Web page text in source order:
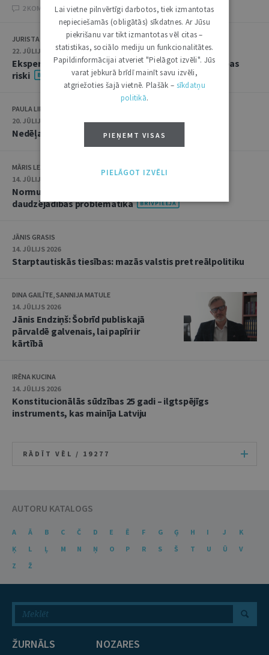
2 KOMENTĀRI
JURISTA VĀRDS
22. JŪLIJS 2026 • 14:00
Ekspertu saruna jūlijā: krimināltiesības un būvniecības
riski
PAULA LIPE
20. JŪLIJS 2026 • 16:05
Nedēļas notikumu apskats: 13.–17. jūlijs
MĀRIS LEJA
14. JŪLIJS 2026
Normu konkurences un noziedzīgu nodarījumu
daudzējādības problemātika
JĀNIS GRASIS
14. JŪLIJS 2026
Starptautiskās tiesības: mazās valstis pret reālpolitiku
DINA GAILĪTE, SANNIJA MATULE
14. JŪLIJS 2026
Jānis Endziņš: Šobrīd publiskajā
pārvaldē galvenais, lai papīri ir
kārtībā
IRĒNA KUCINA
14. JŪLIJS 2026
Konstitucionālās sūdzības 25 gadi – ilgtspējīgs
instruments, kas mainīja Latviju
RĀDĪT VĒL / 19277
AUTORU KATALOGS
A Ā B C Č D E Ē F G Ģ H I J
K
Ķ
L Ļ M N Ņ O P R S Š T U Ū
V
Z
Ž
ŽURNĀLS NOZARES
Lai vietne pilnvērtīgi darbotos, tiek izmantotas
nepieciešamās (obligātās) sīkdatnes. Ar Jūsu
piekrišanu var tikt izmantotas vēl citas –
statistikas, sociālo mediju un funkcionalitātes.
Papildinformācijai atveriet "Pielāgot izvēli". Jūs
varat jebkurā brīdī mainīt savu izvēli,
atgriežoties šajā vietnē. Plašāk – sīkdatņu
politikā.
PIEŅEMT VISAS
PIELĀGOT IZVĒLI